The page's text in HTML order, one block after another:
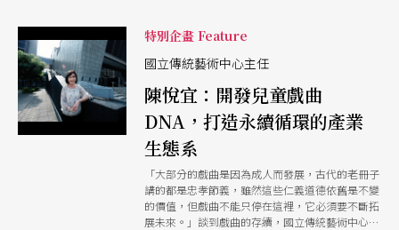
特別企畫 Feature
國立傳統藝術中心主任
陳悅宜：開發兒童戲曲
DNA，打造永續循環的產業
生態系
「大部分的戲曲是因為成人而發展，古代的老冊子
講的都是忠孝節義，雖然這些仁義道德依舊是不變
的價值，但戲曲不能只停在這裡，它必須要不斷拓
展未來。」談到戲曲的存續，國立傳統藝術中心